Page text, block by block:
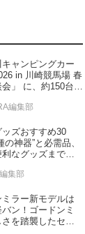
キャンピングカー
in 川崎競馬場 春
」 に、約150台の
編集部
ズおすすめ30
の神器”と必需品、
なグッズまで車
集部
ミラー新モデルは
ン！ゴードンミ
さを踏襲したセン